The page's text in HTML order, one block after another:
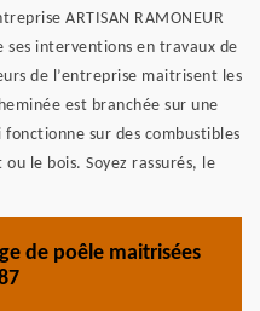
ARTISAN RAMONEUR
interventions en travaux de
de l’entreprise maitrisent les
est branchée sur une
sur des combustibles
le bois. Soyez rassurés, le
de poêle maitrisées